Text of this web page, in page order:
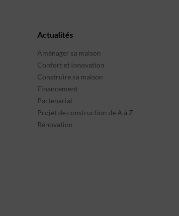
Actualités
Aménager sa maison
Confort et innovation
Construire sa maison
Financement
Partenariat
Projet de construction de A à Z
Rénovation